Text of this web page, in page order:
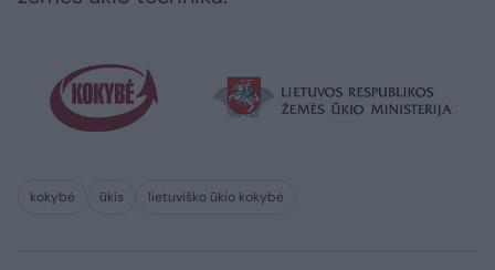
kokybė ūkis lietuviško ūkio kokybė